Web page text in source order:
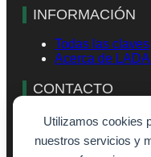
INFORMACIÓN
Todas las claves
Acerca de
CONTACTO
info@lada-
Formulario de
Utilizamos cookies
nuestros servicios y